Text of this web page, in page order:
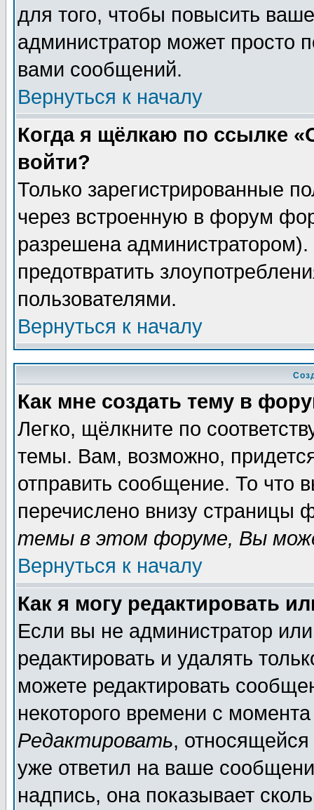
для того, чтобы повысить
администратор может просто
вами сообщений.
Вернуться к началу
Когда я щёлкаю по ссылке
войти?
Только зарегистрированные
через встроенную в форум
разрешена
предотвратить
пользователями.
Вернуться к началу
Как мне создать тему в
Легко, щёлкните по
темы. Вам, возможно,
отправить сообщение. То что
перечислено внизу страницы
темы в этом форуме, Вы
Вернуться к началу
Как я могу редактировать
Если вы не администратор
редактировать и удалять
можете редактировать
некоторого времени с
Редактировать,
уже ответил на ваше
надпись, она показывает